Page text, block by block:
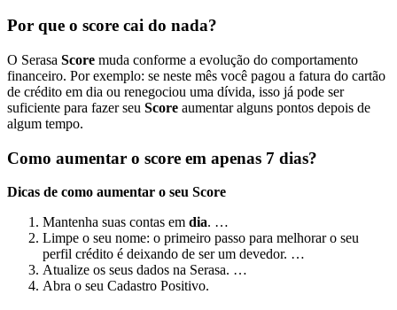
Por que o score cai do nada?
O Serasa Score muda conforme a evolução do comportamento
financeiro. Por exemplo: se neste mês você pagou a fatura do cartão
de crédito em dia ou renegociou uma dívida, isso já pode ser
suficiente para fazer seu Score aumentar alguns pontos depois de
algum tempo.
Como aumentar o score em apenas 7 dias?
Dicas de como aumentar o seu Score
Mantenha suas contas em dia. …
Limpe o seu nome: o primeiro passo para melhorar o seu
perfil crédito é deixando de ser um devedor. …
Atualize os seus dados na Serasa. …
Abra o seu Cadastro Positivo.